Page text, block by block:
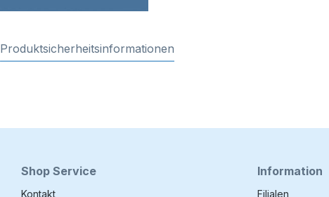
Produktsicherheitsinformationen
Shop Service
Kontakt
Information
Filialen